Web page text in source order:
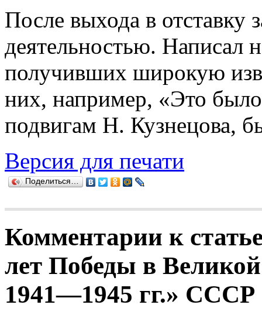
После выхода в отставку
деятельностью. Написал
получивших широкую
них, например, «Это
подвигам Н. Кузнецова,
Версия для печати
Поделиться…
Комментарии к
лет Победы в
1941—1945 гг.» СССР